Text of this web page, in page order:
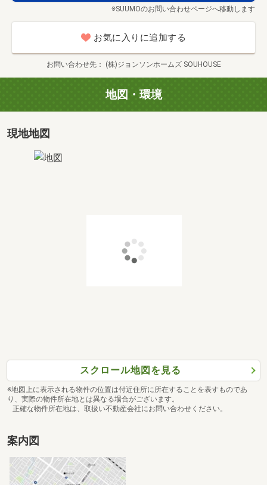
・ジョンソンホームズの注文住宅と同じ工法・性能の安心
で頑丈な造りの家
・カーテン・照明・エアコンのほか、カップボードや食洗
機も標準装備
・建売住宅とは思えない、プロがトータルコーディネート
したおしゃれな内装
・アフターメンテナンスは一生涯、不具合が出た場合すぐ
対応いたします
ハウスメーカーだからこそできる、安心した暮らしを送れ
る建売住宅をお届けしています。
※SUUMOのお問い合わせページへ移動します
お気に入りに追加する
お問い合わせ先 (株)ジョンソンホームズ SOUHOUSE
地図・環境
現地地図
スクロール地図を見る
※地図上に表示される物件の位置は付近住所に所在することを表すものであ
り、実際の物件所在地とは異なる場合がございます。
正確な物件所在地は、取扱い不動産会社にお問い合わせください。
案内図